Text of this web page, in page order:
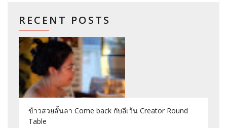
RECENT POSTS
ข้าวสวยลั้นลา Come back กับอีเว้น Creator Round
Table